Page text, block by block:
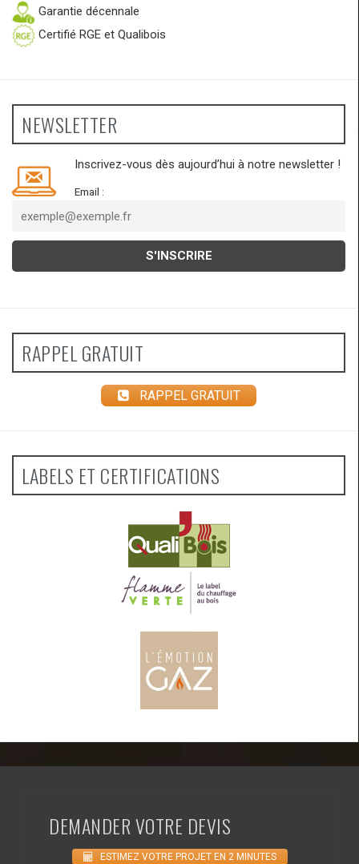
Garantie décennale
Certifié RGE et Qualibois
NEWSLETTER
Inscrivez-vous dès aujourd’hui à notre newsletter !
Email :
RAPPEL GRATUIT
RAPPEL GRATUIT
LABELS ET CERTIFICATIONS
DEMANDER VOTRE DEVIS
ESTIMEZ VOTRE PROJET EN 2 MINUTES